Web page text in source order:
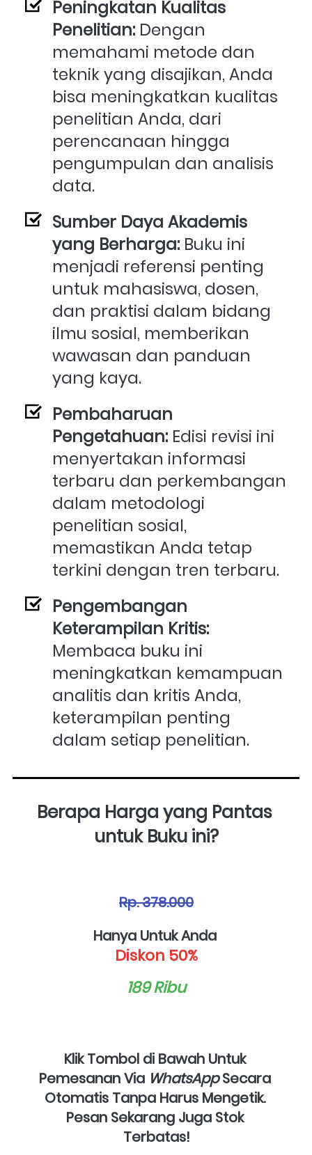
Peningkatan Kualitas
Penelitian: Dengan
memahami metode dan
teknik yang disajikan, Anda
bisa meningkatkan kualitas
penelitian Anda, dari
perencanaan hingga
pengumpulan dan analisis
data.
Sumber Daya Akademis
yang Berharga: Buku ini
menjadi referensi penting
untuk mahasiswa, dosen,
dan praktisi dalam bidang
ilmu sosial, memberikan
wawasan dan panduan
yang kaya.
Pembaharuan
Pengetahuan: Edisi revisi ini
menyertakan informasi
terbaru dan perkembangan
dalam metodologi
penelitian sosial,
memastikan Anda tetap
terkini dengan tren terbaru.
Pengembangan
Keterampilan Kritis:
Membaca buku ini
meningkatkan kemampuan
analitis dan kritis Anda,
keterampilan penting
dalam setiap penelitian.
Berapa Harga yang Pantas
untuk Buku ini?
Rp. 378.000
Hanya Untuk Anda
Diskon 50%
189 Ribu
Klik Tombol di Bawah Untuk
Pemesanan Via WhatsApp Secara
Otomatis Tanpa Harus Mengetik.
Pesan Sekarang Juga Stok
Terbatas!